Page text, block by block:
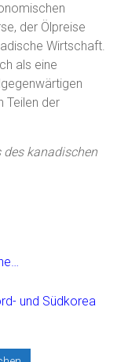
der Ölpreise
Wirtschaft.
als eine
Teilen der
des kanadischen
und Südkorea